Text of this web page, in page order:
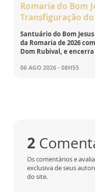
Romaria do Bom
Transfiguração
Santuário do Bom
da Romaria de 2026
Dom Rubival, e
06 AGO 2026 - 08H55
2
Os comentários e
exclusiva de seus
do site.